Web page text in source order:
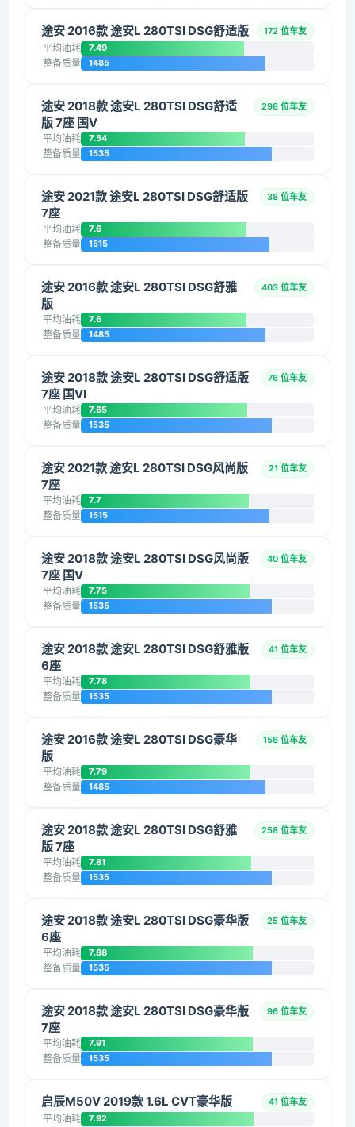
途安 2016款 途安L 280TSI DSG舒适版 172 位车友
平均油耗 7.49
整备质量 1485
途安 2018款 途安L 280TSI DSG舒适
版 7座 国V
298 位车友
平均油耗 7.54
整备质量 1535
途安 2021款 途安L 280TSI DSG舒适版
7座
38 位车友
平均油耗 7.6
整备质量 1515
途安 2016款 途安L 280TSI DSG舒雅
版
403 位车友
平均油耗 7.6
整备质量 1485
途安 2018款 途安L 280TSI DSG舒适版
7座 国VI
76 位车友
平均油耗 7.65
整备质量 1535
途安 2021款 途安L 280TSI DSG风尚版
7座
21 位车友
平均油耗 7.7
整备质量 1515
途安 2018款 途安L 280TSI DSG风尚版
7座 国V
40 位车友
平均油耗 7.75
整备质量 1535
途安 2018款 途安L 280TSI DSG舒雅版
6座
41 位车友
平均油耗 7.78
整备质量 1535
途安 2016款 途安L 280TSI DSG豪华
版
158 位车友
平均油耗 7.79
整备质量 1485
途安 2018款 途安L 280TSI DSG舒雅
版 7座
258 位车友
平均油耗 7.81
整备质量 1535
途安 2018款 途安L 280TSI DSG豪华版
6座
25 位车友
平均油耗 7.88
整备质量 1535
途安 2018款 途安L 280TSI DSG豪华版
7座
96 位车友
平均油耗 7.91
整备质量 1535
启辰M50V 2019款 1.6L CVT豪华版 41 位车友
平均油耗 7.92